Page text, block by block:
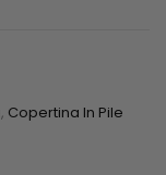
, Copertina In Pile